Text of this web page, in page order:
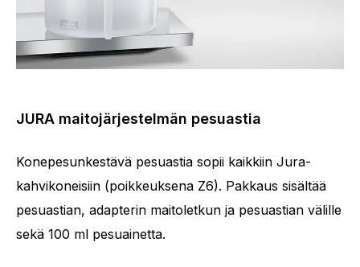
JURA maitojärjestelmän pesuastia
Konepesunkestävä pesuastia sopii kaikkiin Jura-
kahvikoneisiin (poikkeuksena Z6). Pakkaus sisältää
pesuastian, adapterin maitoletkun ja pesuastian välille
sekä 100 ml pesuainetta.